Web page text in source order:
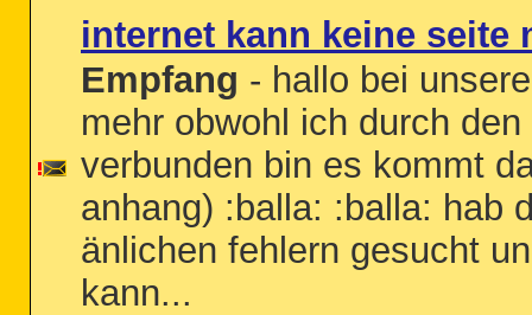
internet kann keine seite
Empfang - hallo bei
mehr obwohl ich durch
verbunden bin es kommt
anhang) :balla: :balla: hab
änlichen fehlern gesucht
kann...